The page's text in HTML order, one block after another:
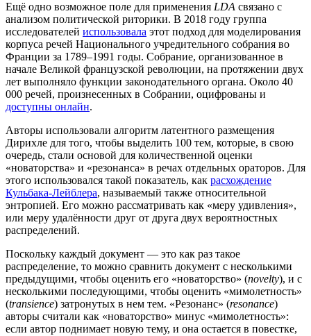
Ещё одно возможное поле для применения LDA связано с
анализом политической риторики. В 2018 году группа
исследователей использовала этот подход для моделирования
корпуса речей Национального учредительного собрания во
Франции за 1789–1991 годы. Собрание, организованное в
начале Великой французской революции, на протяжении двух
лет выполняло функции законодательного органа. Около 40
000 речей, произнесенных в Собрании, оцифрованы и
доступны онлайн.
Авторы использовали алгоритм латентного размещения
Дирихле для того, чтобы выделить 100 тем, которые, в свою
очередь, стали основой для количественной оценки
«новаторства» и «резонанса» в речах отдельных ораторов. Для
этого использовался такой показатель, как расхождение
Кульбака-Лейблера, называемый также относительной
энтропией. Его можно рассматривать как «меру удивления»,
или меру удалённости друг от друга двух вероятностных
распределений.
Поскольку каждый документ — это как раз такое
распределение, то можно сравнить документ с несколькими
предыдущими, чтобы оценить его «новаторство» (novelty), и с
несколькими последующими, чтобы оценить «мимолетность»
(transience) затронутых в нем тем. «Резонанс» (resonance)
авторы считали как «новаторство» минус «мимолетность»:
если автор поднимает новую тему, и она остается в повестке,